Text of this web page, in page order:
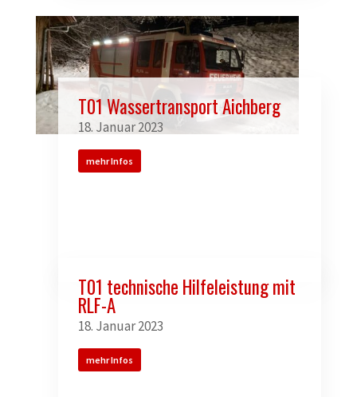
T01 Wassertransport Aichberg
18. Januar 2023
mehr Infos
T01 technische Hilfeleistung mit
RLF-A
18. Januar 2023
mehr Infos